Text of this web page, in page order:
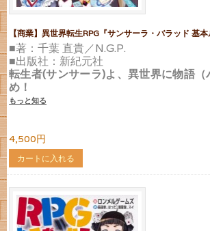
【商業】異世界転生RPG『サンサーラ・バラッド 基本
■著：千葉 直貴／N.G.P.
■出版社：新紀元社
転生者(サンサーラ)よ、異世界に物語（
め！
もっと知る
4,500円
カートに入れる